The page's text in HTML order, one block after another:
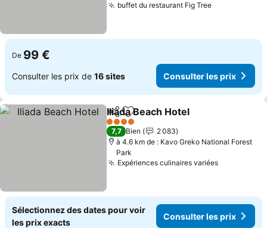
buffet du restaurant Fig Tree
De 99 €
Consulter les prix de 16 sites Consulter les prix
PartagerAjouter à mes favoris
Iliada Beach Hotel
4 Étoiles
7,7 Bien
2 083
à 4.6 km de : Kavo Greko National Forest
Park
Expériences culinaires variées
Sélectionnez des dates pour voir
les prix exacts
Consulter les prix